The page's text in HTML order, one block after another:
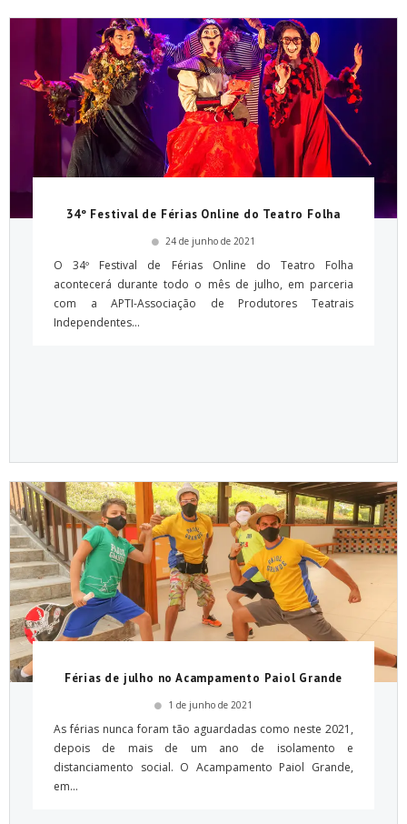
34º Festival de Férias Online do Teatro Folha
24 de junho de 2021
O 34º Festival de Férias Online do Teatro Folha
acontecerá durante todo o mês de julho, em parceria
com a APTI-Associação de Produtores Teatrais
Independentes...
Férias de julho no Acampamento Paiol Grande
1 de junho de 2021
As férias nunca foram tão aguardadas como neste 2021,
depois de mais de um ano de isolamento e
distanciamento social. O Acampamento Paiol Grande,
em...